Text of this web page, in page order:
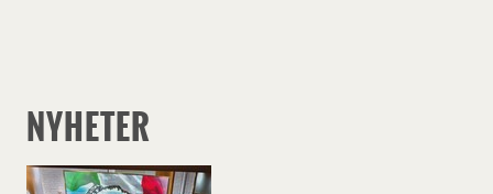
NYHETER